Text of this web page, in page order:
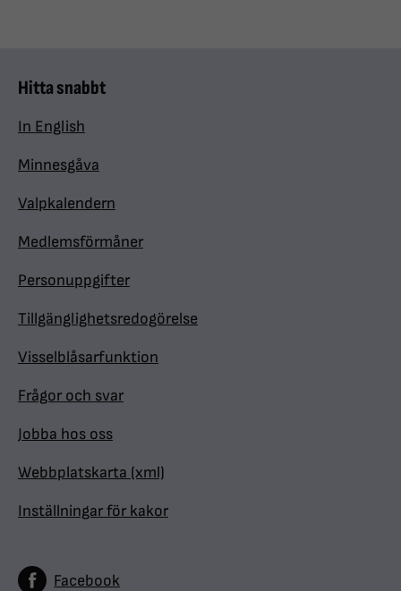
Hitta snabbt
In English
Minnesgåva
Valpkalendern
Medlemsförmåner
Personuppgifter
Tillgänglighetsredogörelse
Visselblåsarfunktion
Frågor och svar
Jobba hos oss
Webbplatskarta (xml)
Inställningar för kakor
Facebook